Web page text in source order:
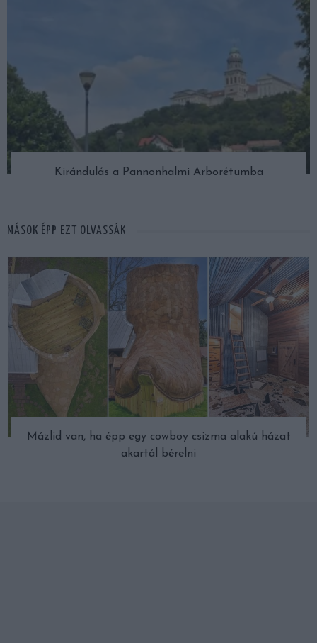
Kirándulás a Pannonhalmi Arborétumba
MÁSOK ÉPP EZT OLVASSÁK
Mázlid van, ha épp egy cowboy csizma alakú házat
akartál bérelni